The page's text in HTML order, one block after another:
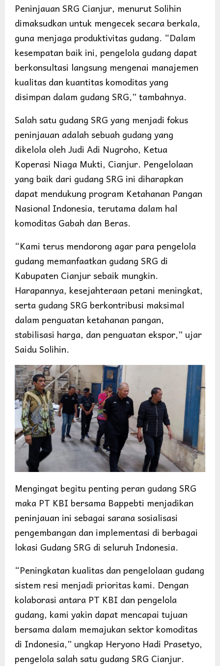
Peninjauan SRG Cianjur, menurut Solihin
dimaksudkan untuk mengecek secara berkala,
guna menjaga produktivitas gudang. “Dalam
kesempatan baik ini, pengelola gudang dapat
berkonsultasi langsung mengenai manajemen
kualitas dan kuantitas komoditas yang
disimpan dalam gudang SRG,” tambahnya.
Salah satu gudang SRG yang menjadi fokus
peninjauan adalah sebuah gudang yang
dikelola oleh Judi Adi Nugroho, Ketua
Koperasi Niaga Mukti, Cianjur. Pengelolaan
yang baik dari gudang SRG ini diharapkan
dapat mendukung program Ketahanan Pangan
Nasional Indonesia, terutama dalam hal
komoditas Gabah dan Beras.
“Kami terus mendorong agar para pengelola
gudang memanfaatkan gudang SRG di
Kabupaten Cianjur sebaik mungkin.
Harapannya, kesejahteraan petani meningkat,
serta gudang SRG berkontribusi maksimal
dalam penguatan ketahanan pangan,
stabilisasi harga, dan penguatan ekspor,” ujar
Saidu Solihin.
Mengingat begitu penting peran gudang SRG
maka PT KBI bersama Bappebti menjadikan
peninjauan ini sebagai sarana sosialisasi
pengembangan dan implementasi di berbagai
lokasi Gudang SRG di seluruh Indonesia.
“Peningkatan kualitas dan pengelolaan gudang
sistem resi menjadi prioritas kami. Dengan
kolaborasi antara PT KBI dan pengelola
gudang, kami yakin dapat mencapai tujuan
bersama dalam memajukan sektor komoditas
di Indonesia,” ungkap Heryono Hadi Prasetyo,
pengelola salah satu gudang SRG Cianjur.